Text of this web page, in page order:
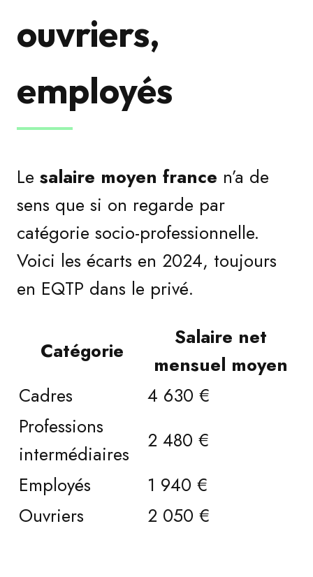
ouvriers,
employés
Le salaire moyen france n’a de
sens que si on regarde par
catégorie socio-professionnelle.
Voici les écarts en 2024, toujours
en EQTP dans le privé.
Catégorie
Salaire net
mensuel moyen
Cadres
4 630 €
Professions
intermédiaires
2 480 €
Employés
1 940 €
Ouvriers
2 050 €